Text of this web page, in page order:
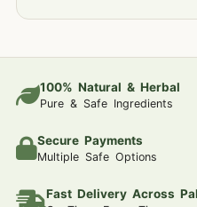
100% Natural & Herbal
Pure & Safe Ingredients
Secure Payments
Multiple Safe Options
Fast Delivery Across